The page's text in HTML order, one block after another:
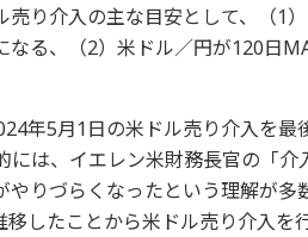
り介入の主な目安として、（1
る、（2）米ドル／円が120日
年5月1日の米ドル売り介入を最
には、イエレン米財務長官の「介
りづらくなったという理解が多
したことから米ドル売り介入を